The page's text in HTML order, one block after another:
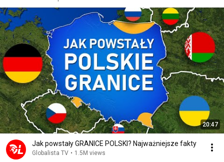
20:47
Jak powstały GRANICE POLSKI? Najważniejsze fakty
Globalista TV • 1.5M views